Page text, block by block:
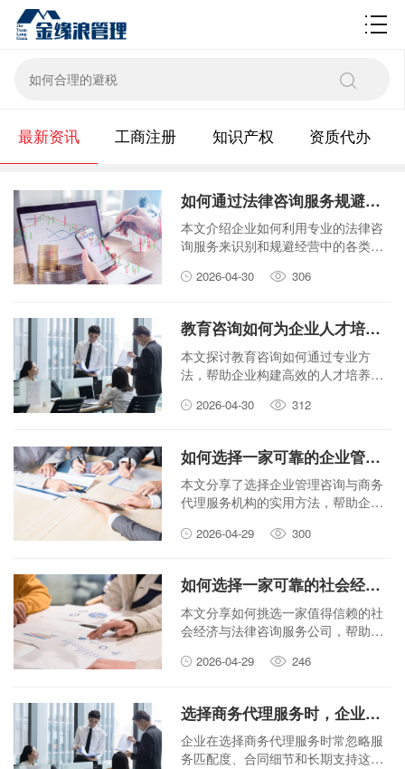
财税百科
最新资讯 工商注册 知识产权 资质代办
如何通过法律咨询服务规避企业风险？
本文介绍企业如何利用专业的法律咨
询服务来识别和规避经营中的各类风
力企业稳健发展。
2026-04-30 306
教育咨询如何为企业人才培养提供专业支持？
本文探讨教育咨询如何通过专业方
法，帮助企业构建高效的人才培养体
2026-04-30 312
如何选择一家可靠的企业管理咨询与商务代理服务机构？
本文分享了选择企业管理咨询与商务
代理服务机构的实用方法，帮助企业
2026-04-29 300
如何选择一家可靠的社会经济与法律咨询服务公司？
本文分享如何挑选一家值得信赖的社
会经济与法律咨询服务公司，帮助您
2026-04-29 246
选择商务代理服务时，企业最容易忽略的3个关键点是什么？
企业在选择商务代理服务时常忽略服
务匹配度、合同细节和长期支持这三